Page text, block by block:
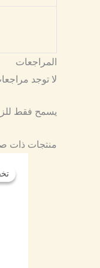
المراجعات
لا توجد
يسمح فقط
منتجات ذات